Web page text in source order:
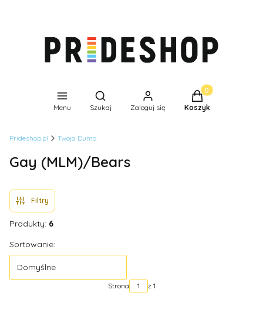
Menu
Otwórz wyszukiwarkę
Szukaj Zaloguj się
Produkty w
Koszyk
Prideshop.pl Twoja Duma
Gay (MLM)/Bears
Filtry
Produkty: 6
Lista produktów
Sortowanie:
Domyślne
Strona z 1